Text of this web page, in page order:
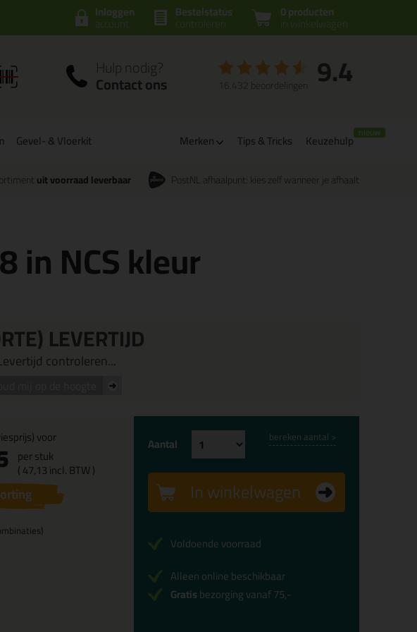
0 producten
in winkelwagen
Bestelstatus
controleren
Inloggen
account
Hulp nodig?
Contact ons 9.4
16.432 beoordelingen
Gevel- & Vloerkit Merken Tips & Tricks Keuzehulp
uit voorraad leverbaar PostNL afhaalpunt: kies zelf wanneer je afhaalt
in NCS kleur
LEVERTIJD
controleren...
voor
per stuk
(47,13incl. BTW )
Aantal bereken aantal >
In winkelwagen
Voldoende voorraad
Alleen online beschikbaar
Gratisbezorging vanaf 75,-